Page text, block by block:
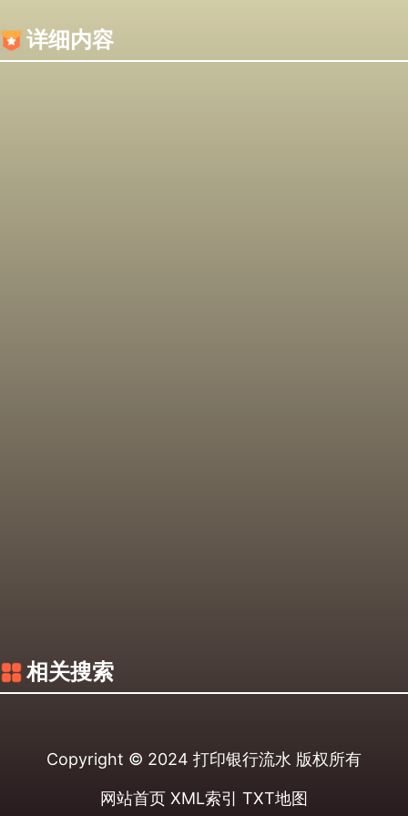
详细内容
相关搜索
Copyright © 2024 打印银行流水 版权所有
网站首页 XML索引 TXT地图